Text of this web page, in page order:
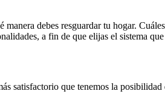
debes resguardar tu hogar.
a fin de que elijas el sistema
satisfactorio que tenemos la